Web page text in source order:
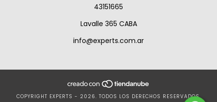
43151665
Lavalle 365 CABA
info@experts.com.ar
COPYRIGHT EXPERTS - 2026. TODOS LOS DERECHOS RESERVADOS.